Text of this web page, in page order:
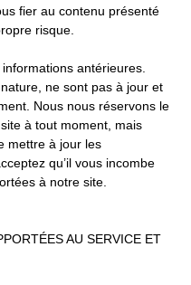
fier au contenu présenté
risque.
antérieures.
ne sont pas à jour et
Nous nous réservons le
à tout moment, mais
mettre à jour les
qu’il vous incombe
à notre site.
AU SERVICE ET